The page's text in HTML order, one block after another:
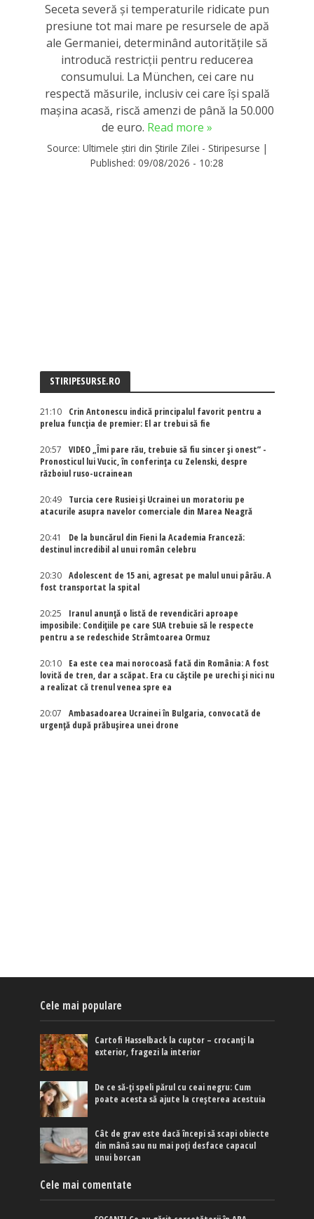
Seceta severă și temperaturile ridicate pun
presiune tot mai mare pe resursele de apă
ale Germaniei, determinând autoritățile să
introducă restricții pentru reducerea
consumului. La München, cei care nu
respectă măsurile, inclusiv cei care își spală
mașina acasă, riscă amenzi de până la 50.000
de euro. Read more »
Source: Ultimele știri din Știrile Zilei - Stiripesurse |
Published: 09/08/2026 - 10:28
STIRIPESURSE.RO
21:10
Crin Antonescu indică principalul favorit pentru a
prelua funcția de premier: El ar trebui să fie
20:57
VIDEO „Îmi pare rău, trebuie să fiu sincer și onest” -
Pronosticul lui Vucic, în conferința cu Zelenski, despre
războiul ruso-ucrainean
20:49
Turcia cere Rusiei și Ucrainei un moratoriu pe
atacurile asupra navelor comerciale din Marea Neagră
20:41
De la buncărul din Fieni la Academia Franceză:
destinul incredibil al unui român celebru
20:30
Adolescent de 15 ani, agresat pe malul unui pârău. A
fost transportat la spital
20:25
Iranul anunță o listă de revendicări aproape
imposibile: Condițiile pe care SUA trebuie să le respecte
pentru a se redeschide Strâmtoarea Ormuz
20:10
Ea este cea mai norocoasă fată din România: A fost
lovită de tren, dar a scăpat. Era cu căștile pe urechi și nici nu
a realizat că trenul venea spre ea
20:07
Ambasadoarea Ucrainei în Bulgaria, convocată de
urgență după prăbușirea unei drone
Cele mai populare
Cartofi Hasselback la cuptor – crocanți la
exterior, fragezi la interior
De ce să-ți speli părul cu ceai negru: Cum
poate acesta să ajute la creșterea acestuia
Cât de grav este dacă începi să scapi obiecte
din mână sau nu mai poți desface capacul
unui borcan
Cele mai comentate